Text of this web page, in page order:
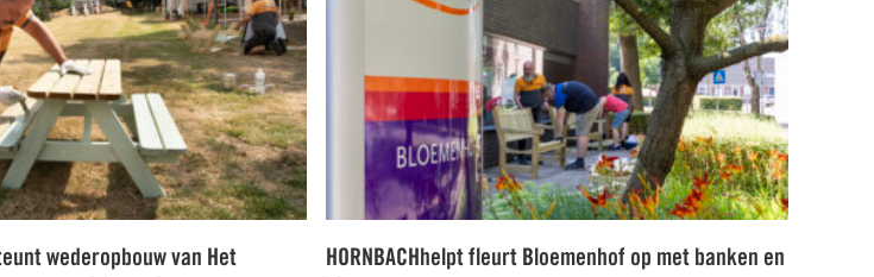
wederopbouw van Het
HORNBACHhelpt fleurt Bloemenhof op met banken en